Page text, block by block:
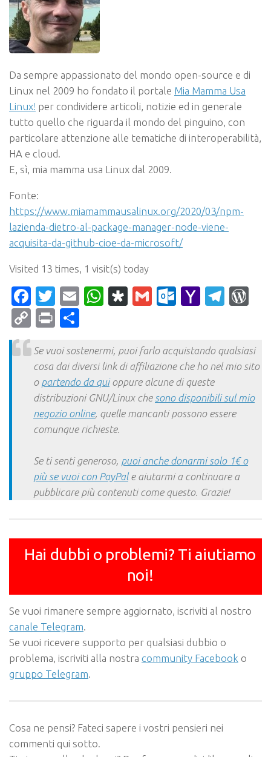
Da sempre appassionato del mondo open-source e di
Linux nel 2009 ho fondato il portale Mia Mamma Usa
Linux! per condividere articoli, notizie ed in generale
tutto quello che riguarda il mondo del pinguino, con
particolare attenzione alle tematiche di interoperabilità,
HA e cloud.
E, sì, mia mamma usa Linux dal 2009.
Fonte:
https://www.miamammausalinux.org/2020/03/npm-
lazienda-dietro-al-package-manager-node-viene-
acquisita-da-github-cioe-da-microsoft/
Visited 13 times, 1 visit(s) today
Facebook
Twitter
EmailWhatsApp
Diaspora
Gmail Yahoo
CopyPrint
Se vuoi sostenermi, puoi farlo acquistando qualsiasi
cosa dai diversi link di affiliazione che ho nel mio sito
o partendo da quioppure alcune di queste
distribuzioni GNU/Linux che sono disponibili sul mio
negozio online, quelle mancanti possono essere
comunque richieste.
Se ti senti generoso, puoi anche donarmi solo 1€ o
più se vuoi con PayPale aiutarmi a continuare a
pubblicare più contenuti come questo. Grazie!
Hai dubbi o problemi? Ti aiutiamo
noi!
Se vuoi rimanere sempre aggiornato, iscriviti al nostro
canale Telegram.
Se vuoi ricevere supporto per qualsiasi dubbio o
problema, iscriviti alla nostra community Facebook o
gruppo Telegram.
Cosa ne pensi? Fateci sapere i vostri pensieri nei
commenti qui sotto.